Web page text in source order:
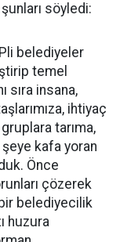
söyledi:
belediyeler
temel
sıra insana,
ihtiyaç
tarıma,
şeye kafa yoran
Önce
çözerek
bir belediyecilik
huzura